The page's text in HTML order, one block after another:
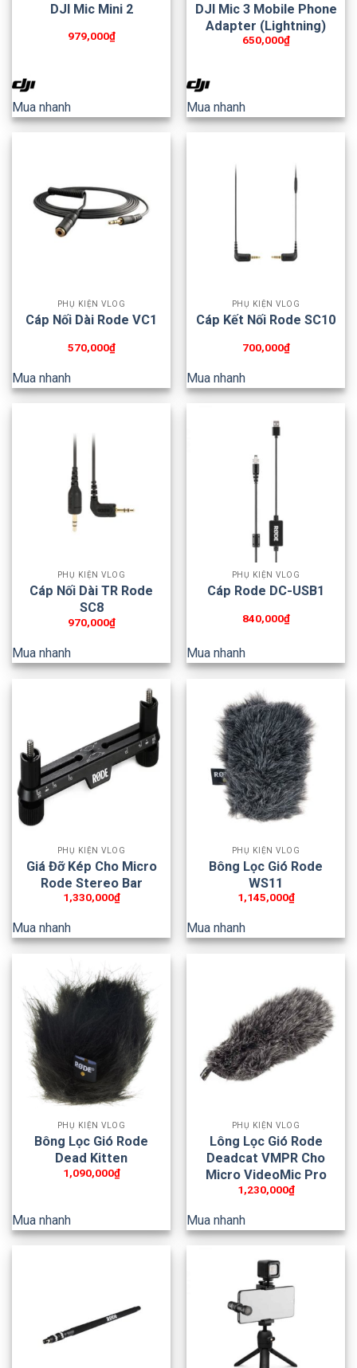
DJI Mic Mini 2
979,000₫
Mua nhanh
DJI Mic 3 Mobile Phone
Adapter (Lightning)
650,000₫
Mua nhanh
PHỤ KIỆN VLOG
Cáp Nối Dài Rode VC1
570,000₫
Mua nhanh
PHỤ KIỆN VLOG
Cáp Kết Nối Rode SC10
700,000₫
Mua nhanh
PHỤ KIỆN VLOG
Cáp Nối Dài TR Rode
SC8
970,000₫
Mua nhanh
PHỤ KIỆN VLOG
Cáp Rode DC-USB1
840,000₫
Mua nhanh
PHỤ KIỆN VLOG
Giá Đỡ Kép Cho Micro
Rode Stereo Bar
1,330,000₫
Mua nhanh
PHỤ KIỆN VLOG
Bông Lọc Gió Rode
WS11
1,145,000₫
Mua nhanh
PHỤ KIỆN VLOG
Bông Lọc Gió Rode
Dead Kitten
1,090,000₫
Mua nhanh
PHỤ KIỆN VLOG
Lông Lọc Gió Rode
Deadcat VMPR Cho
Micro VideoMic Pro
1,230,000₫
Mua nhanh